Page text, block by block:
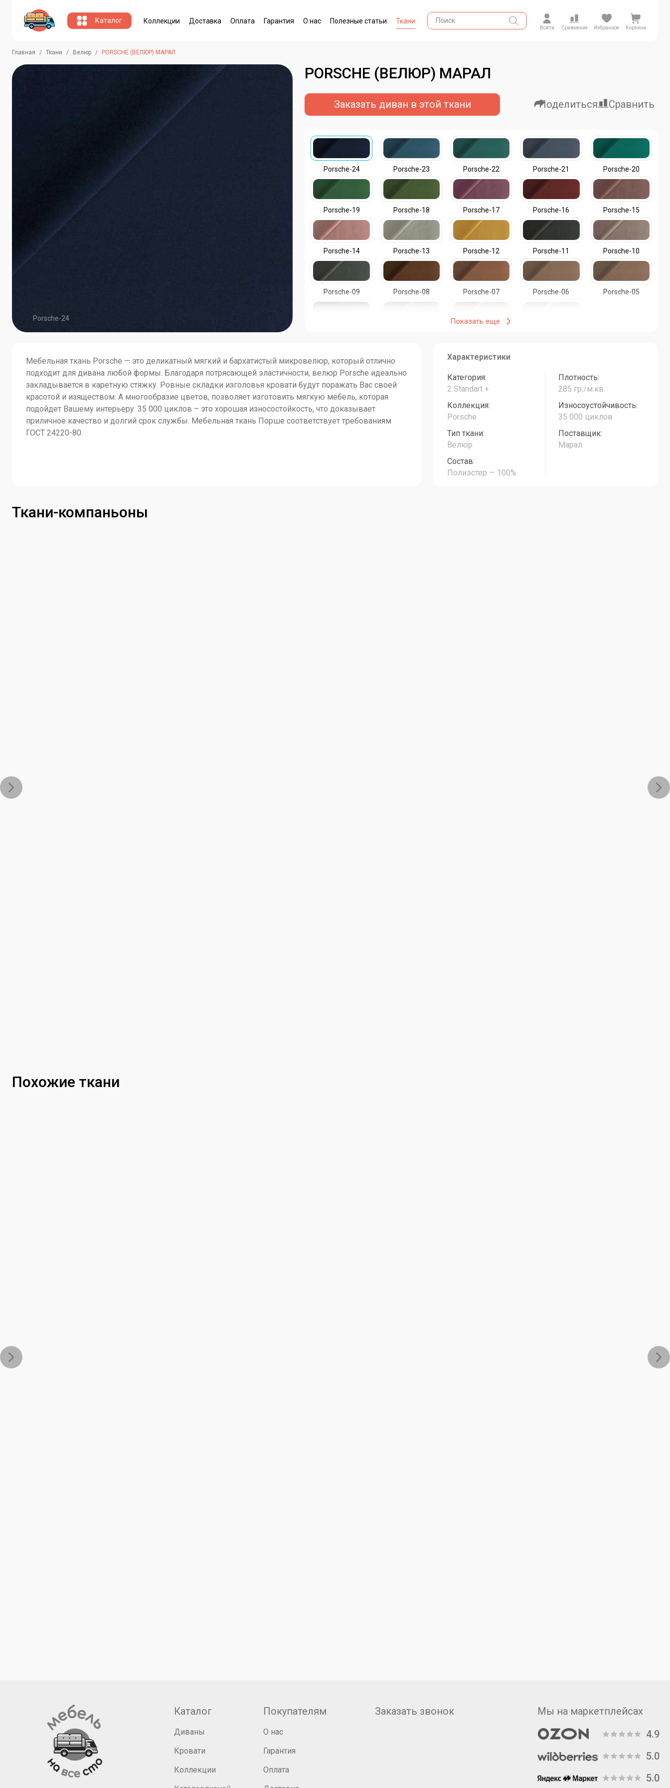
Каталог Коллекции Доставка Оплата Гарантия О нас Полезные статьи Ткани
Войти Сравнение Избранное Корзина
Главная Ткани Велюр PORSCHE (ВЕЛЮР) МАРАЛ
Porsche-24
PORSCHE (ВЕЛЮР) МАРАЛ
Заказать диван в этой ткани Поделиться Сравнить
Porsche-24 Porsche-23 Porsche-22 Porsche-21 Porsche-20
Porsche-19 Porsche-18 Porsche-17 Porsche-16 Porsche-15
Porsche-14 Porsche-13 Porsche-12 Porsche-11 Porsche-10
Porsche-09 Porsche-08 Porsche-07 Porsche-06 Porsche-05
Показать еще
Мебельная ткань Porsche — это деликатный мягкий и бархатистый микровелюр, который отлично
подходит для дивана любой формы. Благодаря потрясающей эластичности, велюр Porsche идеально
закладывается в каретную стяжку. Ровные складки изголовья кровати будут поражать Вас своей
красотой и изяществом. А многообразие цветов, позволяет изготовить мягкую мебель, которая
подойдет Вашему интерьеру. 35 000 циклов – это хорошая износостойкость, что доказывает
приличное качество и долгий срок службы. Мебельная ткань Порше соответствует требованиям
ГОСТ 24220-80.
Характеристики
Категория:
2 Standart +
Плотность:
285 гр./м.кв.
Коллекция:
Porsche
Износоустойчивость:
35 000 циклов
Тип ткани:
Велюр
Поставщик:
Марал
Состав:
Полиэстер — 100%
Ткани-компаньоны
Похожие ткани
Каталог
Диваны
Кровати
Коллекции
Покупателям
О нас
Гарантия
Оплата
Заказать звонок
Мы на маркетплейсах
4.9
5.0
5.0